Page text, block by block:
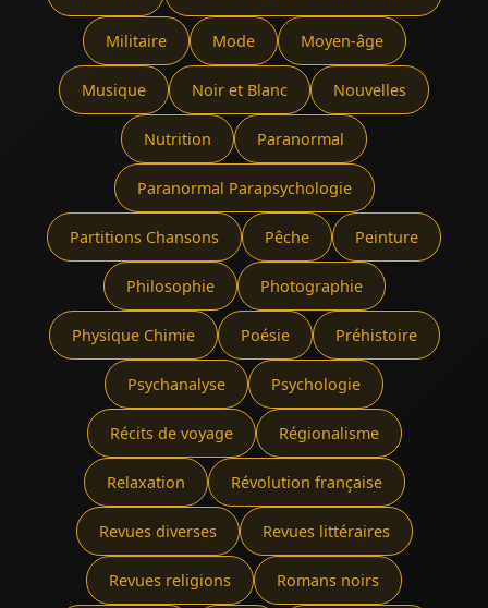
Militaire Mode Moyen-âge
Musique Noir et Blanc Nouvelles
Nutrition Paranormal
Paranormal Parapsychologie
Partitions Chansons Pêche Peinture
Philosophie Photographie
Physique Chimie Poésie Préhistoire
Psychanalyse Psychologie
Récits de voyage Régionalisme
Relaxation Révolution française
Revues diverses Revues littéraires
Revues religions Romans noirs